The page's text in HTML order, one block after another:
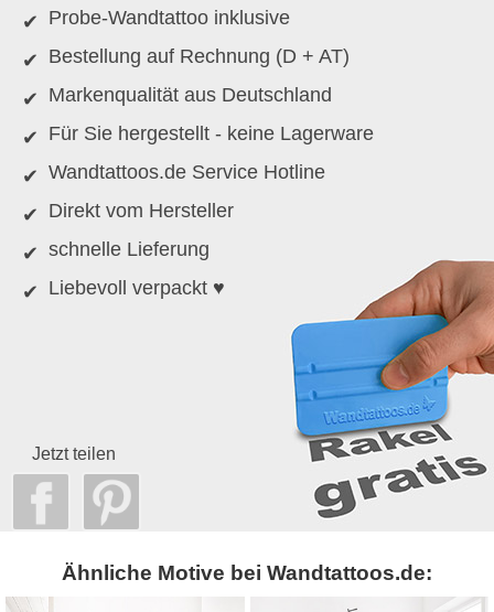
Probe-Wandtattoo inklusive
Bestellung auf Rechnung (D + AT)
Markenqualität aus Deutschland
Für Sie hergestellt - keine Lagerware
Wandtattoos.de Service Hotline
Direkt vom Hersteller
schnelle Lieferung
Liebevoll verpackt ♥
Jetzt teilen
Ähnliche Motive bei Wandtattoos.de: